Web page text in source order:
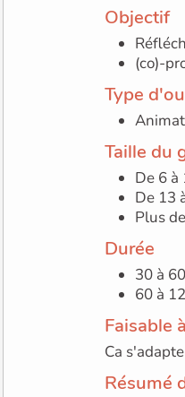
Objectif
(co)-
Type
Taille du
De 6 à
De 13
Plus
Durée
30 à
60 à
Faisable
Ca
Résumé